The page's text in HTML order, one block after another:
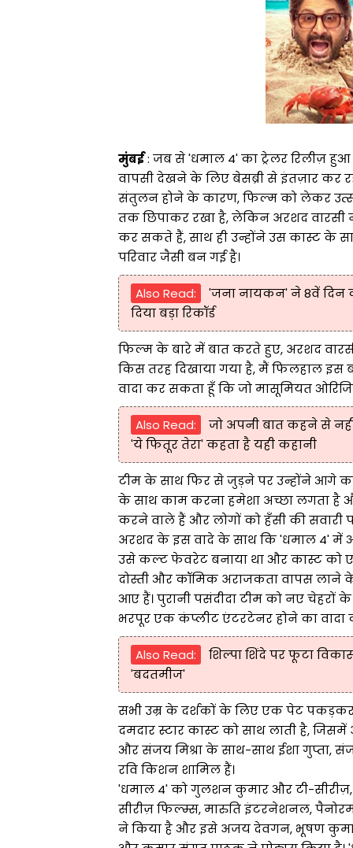
मुंबई: जब से 'धमाल 4' का ट्रेलर रिलीज़ हुआ
वापसी देखने के लिए बेसब्री से इंतज़ार कर
संतुलन होने के कारण, फिल्म को लेकर
तक छिपाकर रखा है, लेकिन अरशद वारसी
कर सकते हैं, साथ ही उन्होंने उस कास्ट के
परिवार जैसी बन गई है।
Also Read:
'जना नायकन' ने 8वें दिन
दिया बड़ा रिकॉर्ड
फिल्म के बारे में बात करते हुए, अरशद
किस तरह दिखाया गया है, मैं फिलहाल इस
वादा कर सकता हूँ कि जो मासूमियत
Also Read:
जो अपनी बात कहने से
'ये फितूर तेरा' कहता है यही कहानी
टीम के साथ फिर से जुड़ने पर उन्होंने आगे
के साथ काम करना हमेशा अच्छा लगता है
करने वाले हैं और लोगों को हँसी की सवारी
अरशद के इस वादे के साथ कि 'धमाल 4' में
उसे कल्ट फेवरेट बनाया था और कास्ट को
दोस्ती और कॉमिक अराजकता वापस लाने
आए हैं। पुरानी पसंदीदा टीम को नए
भरपूर एक कंप्लीट एंटरटेनर होने का वादा
Also Read:
शिल्पा शिंदे पर फूटा
'बदतमीज'
सभी उम्र के दर्शकों के लिए एक पेट पकड़कर
दमदार स्टार कास्ट को साथ लाती है,
और संजय मिश्रा के साथ-साथ ईशा गुप्ता,
रवि किशन शामिल हैं।
'धमाल 4' को गुलशन कुमार और टी-
सीरीज़ फिल्म्स, मारुति इंटरनेशनल,
ने किया है और इसे अजय देवगन, भूषण